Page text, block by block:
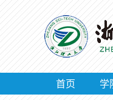
首页 学